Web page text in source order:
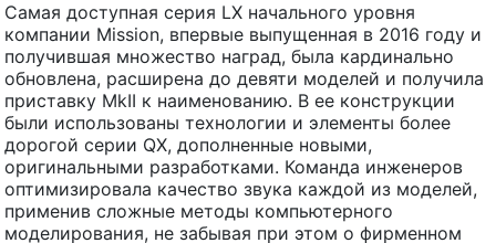
Самая доступная серия LX начального уровня
компании Mission, впервые выпущенная в 2016 году и
получившая множество наград, была кардинально
обновлена, расширена до девяти моделей и получила
приставку MkII к наименованию. В ее конструкции
были использованы технологии и элементы более
дорогой серии QX, дополненные новыми,
оригинальными разработками. Команда инженеров
оптимизировала качество звука каждой из моделей,
применив сложные методы компьютерного
моделирования, не забывая при этом о фирменном